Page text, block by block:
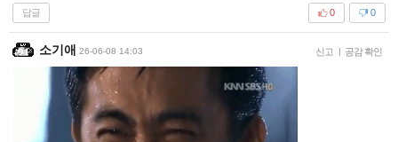
답글 0
0
소기애 26-06-08 14:03 신고 | 공감 확인